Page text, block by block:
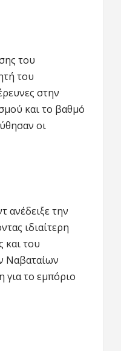
του
του
στην
και το βαθμό
οι
ανέδειξε την
ιδιαίτερη
και του
Ναβαταίων
για το εμπόριο